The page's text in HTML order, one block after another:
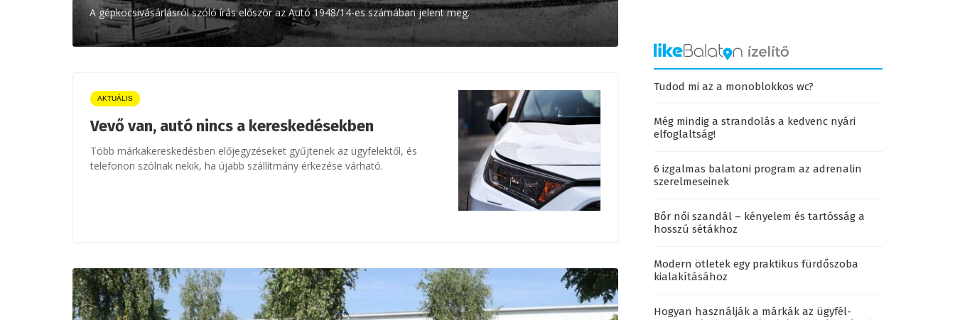
A gépkocsivásárlásról szóló írás először az Autó 1948/14-es számában jelent meg.
AKTUÁLIS
Vevő van, autó nincs a kereskedésekben
Több márkakereskedésben előjegyzéseket gyűjtenek az ügyfelektől, és
telefonon szólnak nekik, ha újabb szállítmány érkezése várható.
Tudod mi az a monoblokkos wc?
Még mindig a strandolás a kedvenc nyári
elfoglaltság!
6 izgalmas balatoni program az adrenalin
szerelmeseinek
Bőr női szandál – kényelem és tartósság a
hosszú sétákhoz
Modern ötletek egy praktikus fürdőszoba
kialakításához
Hogyan használják a márkák az ügyfél-